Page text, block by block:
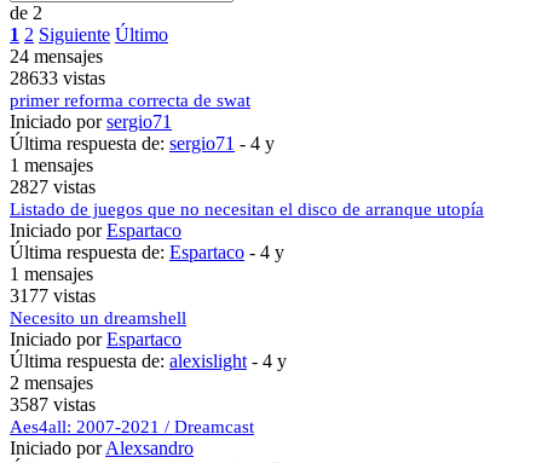
de 2
1 2 Siguiente Último
24 mensajes
28633 vistas
primer reforma correcta de swat
Iniciado porsergio71
Última respuesta de: sergio71 - 4 y
1 mensajes
2827 vistas
Listado de juegos que no necesitan el disco de arranque utopía
Iniciado porEspartaco
Última respuesta de: Espartaco - 4 y
1 mensajes
3177 vistas
Necesito un dreamshell
Iniciado porEspartaco
Última respuesta de: alexislight - 4 y
2 mensajes
3587 vistas
Aes4all: 2007-2021 / Dreamcast
Iniciado porAlexsandro